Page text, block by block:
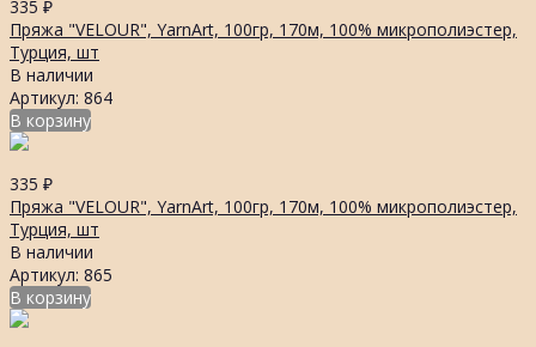
335 ₽
Пряжа "VELOUR", YarnArt, 100гр, 170м, 100% микрополиэстер,
Турция, шт
В наличии
Артикул: 864
В корзину
335 ₽
Пряжа "VELOUR", YarnArt, 100гр, 170м, 100% микрополиэстер,
Турция, шт
В наличии
Артикул: 865
В корзину